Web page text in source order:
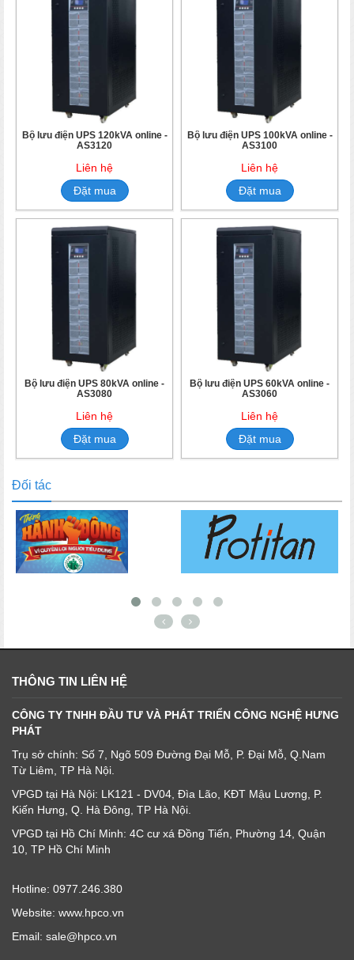
Bộ lưu điện UPS 120kVA online -
AS3120
Liên hệ
Đặt mua
Bộ lưu điện UPS 100kVA online -
AS3100
Liên hệ
Đặt mua
Bộ lưu điện UPS 80kVA online -
AS3080
Liên hệ
Đặt mua
Bộ lưu điện UPS 60kVA online -
AS3060
Liên hệ
Đặt mua
Đối tác
THÔNG TIN LIÊN HỆ
CÔNG TY TNHH ĐẦU TƯ VÀ PHÁT TRIỂN CÔNG NGHỆ HƯNG
PHÁT
Trụ sở chính: Số 7, Ngõ 509 Đường Đại Mỗ, P. Đại Mỗ, Q.Nam
Từ Liêm, TP Hà Nội.
VPGD tại Hà Nội: LK121 - DV04, Đìa Lão, KĐT Mậu Lương, P.
Kiến Hưng, Q. Hà Đông, TP Hà Nội.
VPGD tại Hồ Chí Minh: 4C cư xá Đồng Tiến, Phường 14, Quận
10, TP Hồ Chí Minh
Hotline: 0977.246.380
Website: www.hpco.vn
Email: sale@hpco.vn